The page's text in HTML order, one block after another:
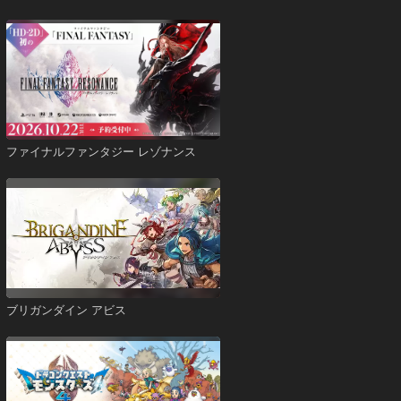
ファイナルファンタジー レゾナンス
ブリガンダイン アビス